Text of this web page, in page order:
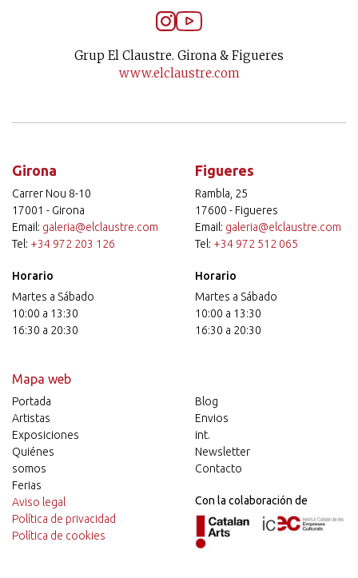
Grup El Claustre. Girona & Figueres
www.elclaustre.com
Girona
Carrer Nou 8-10
17001 - Girona
Email: galeria@elclaustre.com
Tel: +34 972 203 126
Horario
Martes a Sábado
10:00 a 13:30
16:30 a 20:30
Figueres
Rambla, 25
17600 - Figueres
Email: galeria@elclaustre.com
Tel: +34 972 512 065
Horario
Martes a Sábado
10:00 a 13:30
16:30 a 20:30
Mapa web
Portada
Artistas
Exposiciones
Quiénes
somos
Ferias
Blog
Envios
int.
Newsletter
Contacto
Aviso legal
Política de privacidad
Política de cookies
Con la colaboración de